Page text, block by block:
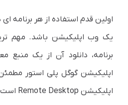
اولین قدم استفاده از هر برنامه
یک وب اپلیکیشن باشد. مهم
برنامه، دانلود آن از یک منبع
اپلیکیشن گوگل پلی استور
اپلیکیشن Remote Desktop است.